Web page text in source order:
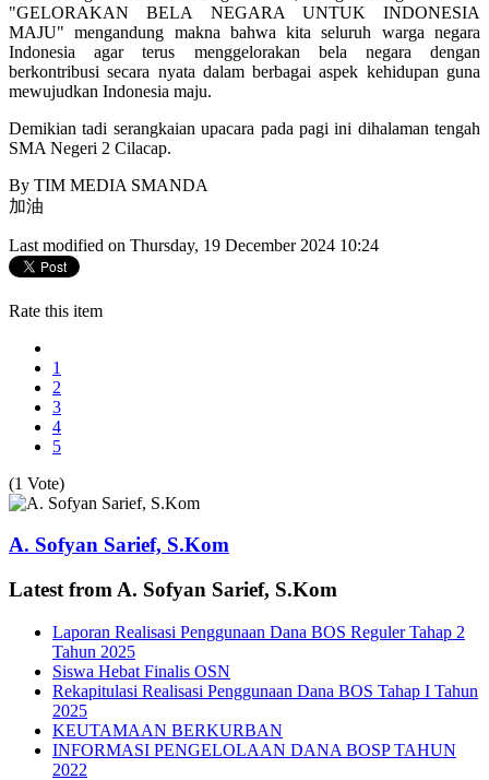
"GELORAKAN BELA NEGARA UNTUK INDONESIA
MAJU" mengandung makna bahwa kita seluruh warga negara
Indonesia agar terus menggelorakan bela negara dengan
berkontribusi secara nyata dalam berbagai aspek kehidupan guna
mewujudkan Indonesia maju.
Demikian tadi serangkaian upacara pada pagi ini dihalaman tengah
SMA Negeri 2 Cilacap.
By TIM MEDIA SMANDA
加油
Last modified on Thursday, 19 December 2024 10:24
Rate this item
1
2
3
4
5
(1 Vote)
A. Sofyan Sarief, S.Kom
Latest from A. Sofyan Sarief, S.Kom
Laporan Realisasi Penggunaan Dana BOS Reguler Tahap 2
Tahun 2025
Siswa Hebat Finalis OSN
Rekapitulasi Realisasi Penggunaan Dana BOS Tahap I Tahun
2025
KEUTAMAAN BERKURBAN
INFORMASI PENGELOLAAN DANA BOSP TAHUN
2022